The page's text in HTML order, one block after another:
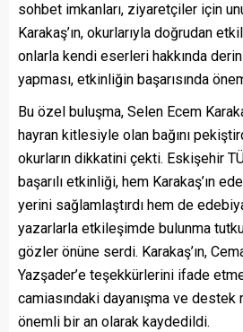
sohbet imkanları, ziyaretçiler için
Karakaş’ın, okurlarıyla doğrudan
onlarla kendi eserleri hakkında
yapması, etkinliğin başarısında
Bu özel buluşma, Selen Ecem
hayran kitlesiyle olan bağını
okurların dikkatini çekti. Eskişehir
başarılı etkinliği, hem Karakaş’ın
yerini sağlamlaştırdı hem de
yazarlarla etkileşimde bulunma
gözler önüne serdi. Karakaş’ın,
Yazşader’e teşekkürlerini ifade
camiasındaki dayanışma ve destek
önemli bir an olarak kaydedildi.